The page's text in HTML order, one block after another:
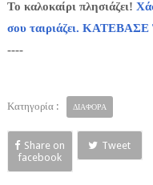
Το καλοκαίρι πλησιάζει!
σου ταιριάζει.
----
Κατηγορία : ΔΙΑΦΟΡΑ
Share on
facebook
Tweet